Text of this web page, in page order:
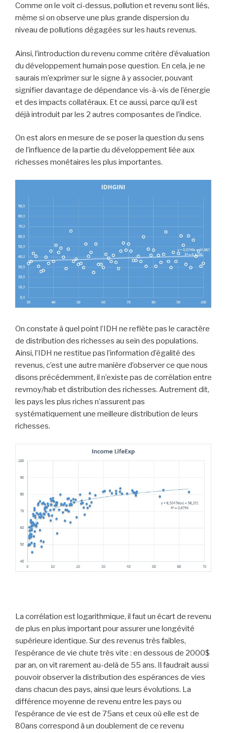
Comme on le voit ci-dessus, pollution et revenu sont liés,
même si on observe une plus grande dispersion du
niveau de pollutions dégagées sur les hauts revenus.
Ainsi, l’introduction du revenu comme critère d’évaluation
du développement humain pose question. En cela, je ne
saurais m’exprimer sur le signe à y associer, pouvant
signifier davantage de dépendance vis-à-vis de l’énergie
et des impacts collatéraux. Et ce aussi, parce qu’il est
déjà introduit par les 2 autres composantes de l’indice.
On est alors en mesure de se poser la question du sens
de l’influence de la partie du développement liée aux
richesses monétaires les plus importantes.
On constate à quel point l’IDH ne reflète pas le caractère
de distribution des richesses au sein des populations.
Ainsi, l’IDH ne restitue pas l’information d’égalité des
revenus, c’est une autre manière d’observer ce que nous
disons précédemment, il n’existe pas de corrélation entre
revmoy/hab et distribution des richesses. Autrement dit,
les pays les plus riches n’assurent pas
systématiquement une meilleure distribution de leurs
richesses.
La corrélation est logarithmique, il faut un écart de revenu
de plus en plus important pour assurer une longévité
supérieure identique. Sur des revenus très faibles,
l’espérance de vie chute très vite : en dessous de 2000$
par an, on vit rarement au-delà de 55 ans. Il faudrait aussi
pouvoir observer la distribution des espérances de vies
dans chacun des pays, ainsi que leurs évolutions. La
différence moyenne de revenu entre les pays ou
l’espérance de vie est de 75ans et ceux où elle est de
80ans correspond à un doublement de ce revenu